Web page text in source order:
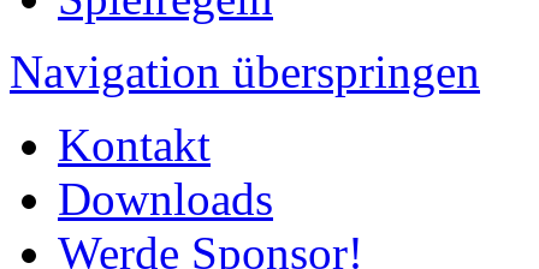
Navigation überspringen
Kontakt
Downloads
Werde Sponsor!